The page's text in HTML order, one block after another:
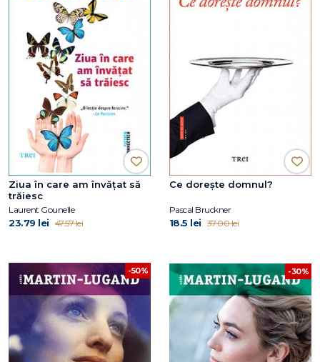
Ziua în care am învățat să
trăiesc
Laurent Gounelle
23.79 lei 47.57 lei
Ce dorește domnul?
Pascal Bruckner
18.5 lei 37.00 lei
-50% -30%